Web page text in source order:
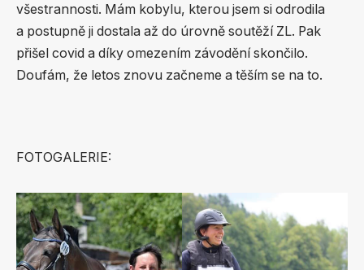
všestrannosti. Mám kobylu, kterou jsem si odrodila
a postupně ji dostala až do úrovně soutěží ZL. Pak
přišel covid a díky omezením závodění skončilo.
Doufám, že letos znovu začneme a těším se na to.
FOTOGALERIE: